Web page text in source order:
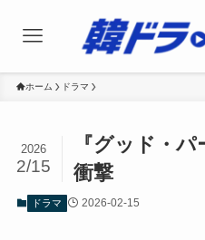
ホーム ドラマ
『グッド・
衝撃
2026
2/15
ドラマ 2026-02-15